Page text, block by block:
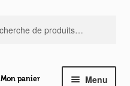
Mon panier Menu